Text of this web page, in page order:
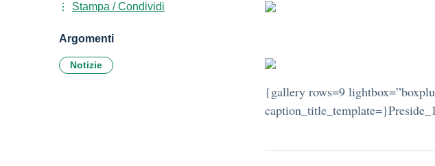
{gallery rows=9
Stampa / Condividi
Argomenti
Notizie